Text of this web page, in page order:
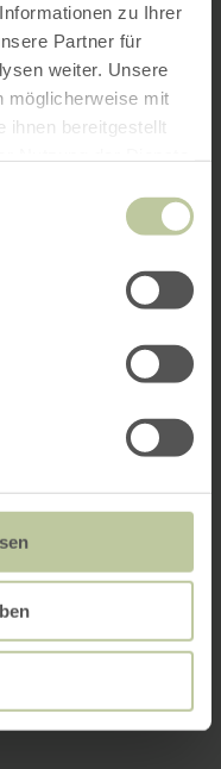
zu Ihrer
Partner für
weiter. Unsere
möglicherweise mit
ihnen bereitgestellt